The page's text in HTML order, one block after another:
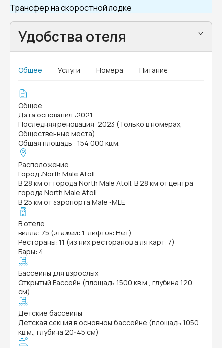
Трансфер на скоростной лодке
Удобства отеля
Общее Услуги Номера Питание
Общее
Дата основания :2021
Последняя реновация :2023 (Только в номерах,
Общественные места)
Общая площадь : 154 000 кв.м.
Расположение
Город :North Male Atoll
В 28 км от города North Male Atoll. В 28 км от центра
города North Male Atoll
В 25 км от аэропорта Male -MLE
В отеле
вилла: 75 (этажей: 1, лифтов: Нет)
Рестораны: 11 (из них ресторанов а’ля карт: 7)
Бары: 4
Бассейны для взрослых
Открытый Бассейн (площадь 1500 кв.м., глубина 120
см)
Детские бассейны
Детская секция в основном бассейне (площадь 1050
кв.м., глубина 20-45 см)